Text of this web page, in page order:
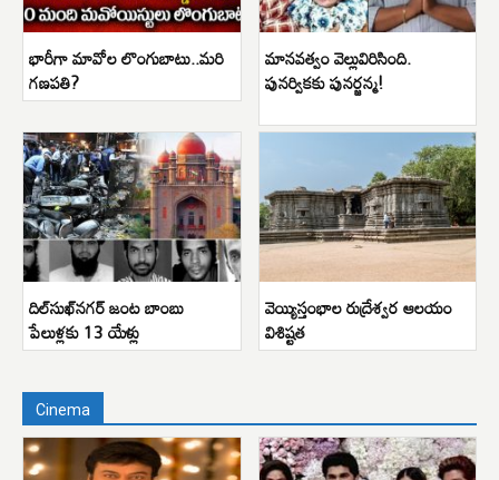
భారీగా మావోల లొంగుబాటు..మరి
గణపతి?
మానవత్వం వెల్లువిరిసింది.
పునర్వికకు పునర్జన్మ!
దిల్‌సుఖ్‌నగర్ జంట బాంబు
పేలుళ్లకు 13 యేళ్లు
వెయ్యిస్తంభాల రుద్రేశ్వర ఆలయం
విశిష్టత
Cinema